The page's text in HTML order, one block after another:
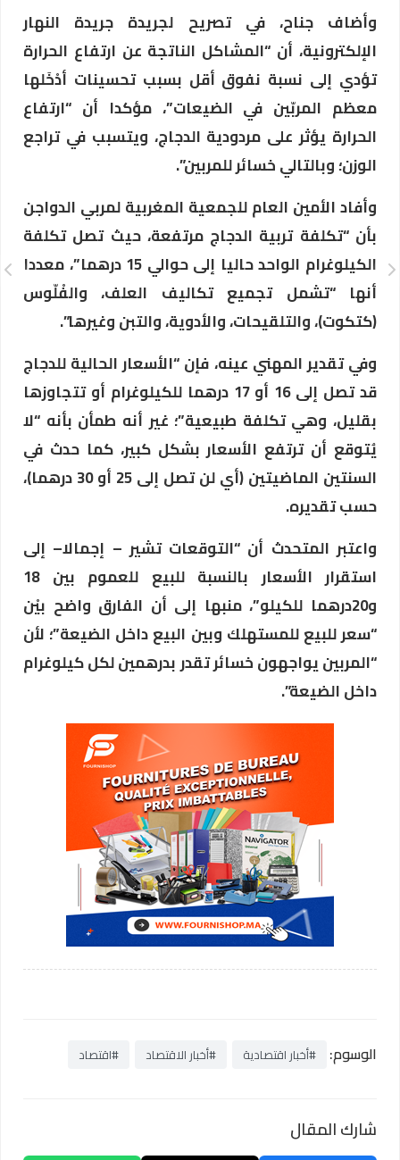
وأضاف جناح، في تصريح لجريدة جريدة النهار
الإلكترونية، أن “المشاكل الناتجة عن ارتفاع الحرارة
تؤدي إلى نسبة نفوق أقل بسبب تحسينات أدْخَلها
معظم المربّين في الضيعات”، مؤكدا أن “ارتفاع
الحرارة يؤثر على مردودية الدجاج، ويتسبب في تراجع
الوزن؛ وبالتالي خسائر للمربين”.
وأفاد الأمين العام للجمعية المغربية لمربي الدواجن
بأن “تكلفة تربية الدجاج مرتفعة، حيث تصل تكلفة
الكيلوغرام الواحد حاليا إلى حوالي 15 درهما”، معددا
أنها “تشمل تجميع تكاليف العلف، والفْلّوس
(كتكوت)، والتلقيحات، والأدوية، والتبن وغيرها”.
وفي تقدير المهني عينه، فإن “الأسعار الحالية للدجاج
قد تصل إلى 16 أو 17 درهما للكيلوغرام أو تتجاوزها
بقليل، وهي تكلفة طبيعية”؛ غير أنه طمأن بأنه “لا
يُتوقع أن ترتفع الأسعار بشكل كبير، كما حدث في
السنتين الماضيتين (أي لن تصل إلى 25 أو 30 درهما)،
حسب تقديره.
واعتبر المتحدث أن “التوقعات تشير – إجمالا– إلى
استقرار الأسعار بالنسبة للبيع للعموم بين 18
و20درهما للكيلو”، منبها إلى أن الفارق واضح بيْن
“سعر للبيع للمستهلك وبين البيع داخل الضيعة”؛ لأن
“المربين يواجهون خسائر تقدر بدرهمين لكل كيلوغرام
داخل الضيعة”.
الوسوم: #أخبار اقتصادية #أخبار الاقتصاد #اقتصاد
شارك المقال